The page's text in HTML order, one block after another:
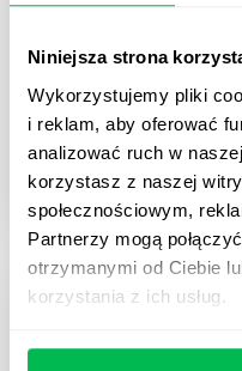
Niniejsza strona
Wykorzystujemy pliki
i reklam, aby oferować
analizować ruch w
korzystasz z naszej
społecznościowym,
Partnerzy mogą
otrzymanymi od Ciebie
korzystania z ich usług.
Automatyzacja
działań manualnych
tak, aby były one
HR Tech